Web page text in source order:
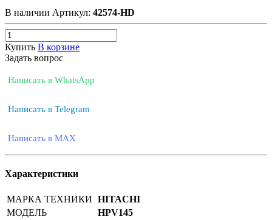
В наличии Артикул: 42574-HD
Купить В корзине
Задать вопрос
Написать в WhatsApp
Написать в Telegram
Написать в MAX
Характеристики
МАРКА ТЕХНИКИ HITACHI
МОДЕЛЬ
HPV145